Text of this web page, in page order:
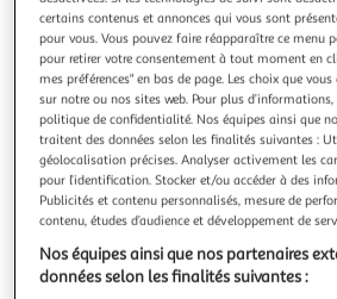
THE HOME DECO FACTORY
Plateau de service design acacia
Informations Techniques : Dimensions : L. 40 x l. 40 x H. 5
cm Matière : Bois (Acacia) Spécificités : Design &
Plateau de Service Forme Ronde 2
Robuste Facile d'Utilisation Poids :
En savoir +
Vendu par Paris Prix
Livr. ou retrait dès 3/4 jours
A partir de 7,99€
Plus d'options
certains contenus et annonces qui vous sont
pour vous. Vous pouvez faire réapparaître ce menu
pour retirer votre consentement à tout moment en
mes préférences" en bas de page. Les choix que
sur notre ou nos sites web. Pour plus
politique de confidentialité. Nos équipes ainsi que
traitent des données selon les finalités suivantes :
géolocalisation précises. Analyser activement les
pour l’identification. Stocker et/ou accéder à des
Publicités et contenu personnalisés, mesure de
contenu, études d’audience et développement de
Nos équipes ainsi que nos partenaires
données selon les finalités suivantes :